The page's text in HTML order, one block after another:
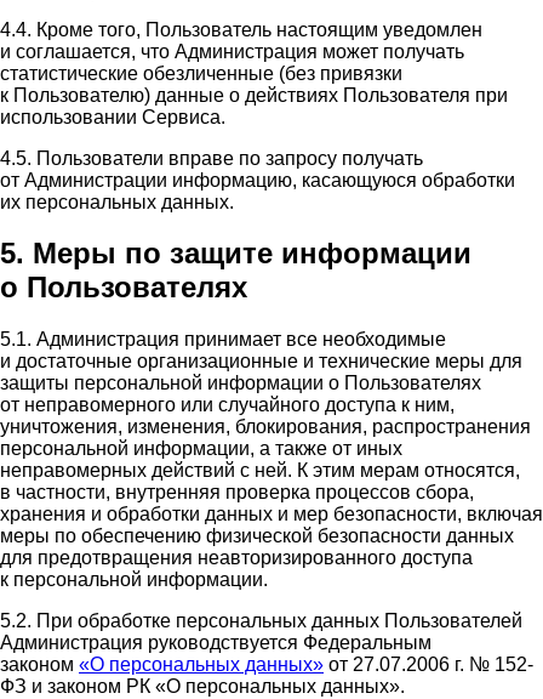
4.4. Кроме того, Пользователь настоящим уведомлен
и соглашается, что Администрация может получать
статистические обезличенные (без привязки
к Пользователю) данные о действиях Пользователя при
использовании Сервиса.
4.5. Пользователи вправе по запросу получать
от Администрации информацию, касающуюся обработки
их персональных данных.
5. Меры по защите информации
о Пользователях
5.1. Администрация принимает все необходимые
и достаточные организационные и технические меры для
защиты персональной информации о Пользователях
от неправомерного или случайного доступа к ним,
уничтожения, изменения, блокирования, распространения
персональной информации, а также от иных
неправомерных действий с ней. К этим мерам относятся,
в частности, внутренняя проверка процессов сбора,
хранения и обработки данных и мер безопасности, включая
меры по обеспечению физической безопасности данных
для предотвращения неавторизированного доступа
к персональной информации.
5.2. При обработке персональных данных Пользователей
Администрация руководствуется Федеральным
законом «О персональных данных» от 27.07.2006 г. № 152-
ФЗ и законом РК «О персональных данных».